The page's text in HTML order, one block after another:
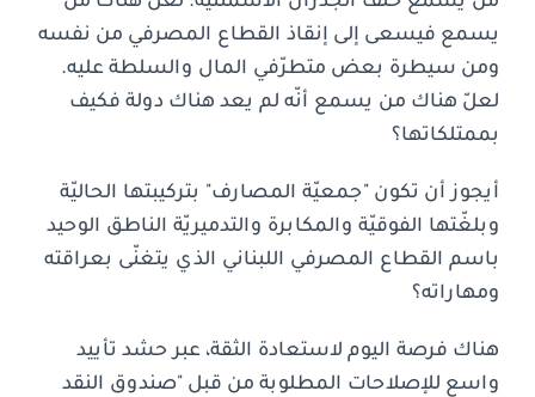
يسمع فيسعى إلى إنقاذ القطاع المصرفي من نفسه
ومن سيطرة بعض متطرّفي المال والسلطة عليه.
لعلّ هناك من يسمع أنّه لم يعد هناك دولة فكيف
بممتلكاتها؟
أيجوز أن تكون "جمعيّة المصارف" بتركيبتها الحاليّة
وبلغّتها الفوقيّة والمكابرة والتدميريّة الناطق الوحيد
باسم القطاع المصرفي اللبناني الذي يتغنّى بعراقته
ومهاراته؟
هناك فرصة اليوم لاستعادة الثقة، عبر حشد تأييد
واسع للإصلاحات المطلوبة من قبل "صندوق النقد